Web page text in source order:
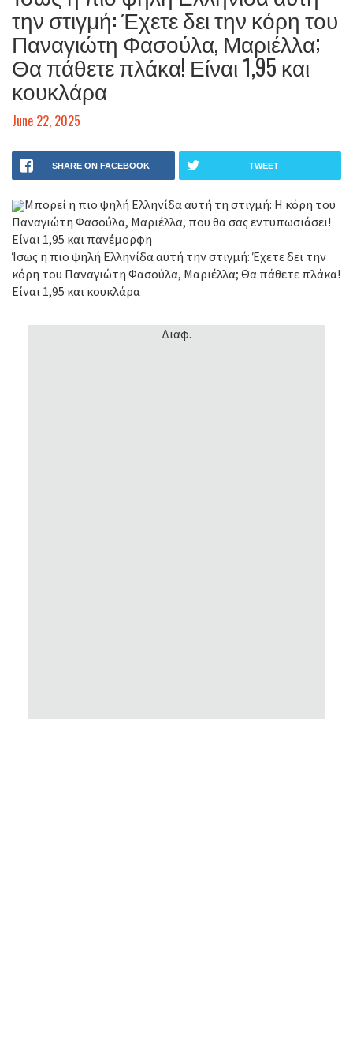
την στιγμή: Έχετε δει την κόρη του
Παναγιώτη Φασούλα, Μαριέλλα;
Θα πάθετε πλάκα! Είναι 1,95 και
κουκλάρα
June 22, 2025
SHARE ON FACEBOOK TWEET
Μπορεί η πιο ψηλή Ελληνίδα αυτή τη στιγμή: Η κόρη του
Παναγιώτη Φασούλα, Μαριέλλα, που θα σας εντυπωσιάσει!
Είναι 1,95 και πανέμορφη
Ίσως η πιο ψηλή Ελληνίδα αυτή την στιγμή: Έχετε δει την
κόρη του Παναγιώτη Φασούλα, Μαριέλλα; Θα πάθετε πλάκα!
Είναι 1,95 και κουκλάρα
Διαφ.